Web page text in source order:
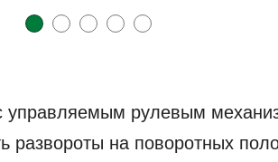
управляемым рулевым
развороты на поворотных